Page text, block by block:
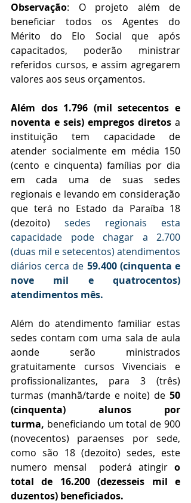
Observação: O projeto além de
beneficiar todos os Agentes do
Mérito do Elo Social que após
capacitados, poderão ministrar
referidos cursos, e assim agregarem
valores aos seus orçamentos.
Além dos 1.796 (mil setecentos e
noventa e seis) empregos diretos a
instituição tem capacidade de
atender socialmente em média 150
(cento e cinquenta) famílias por dia
em cada uma de suas sedes
regionais e levando em consideração
que terá no Estado da Paraíba 18
(dezoito) sedes regionais esta
capacidade pode chagar a 2.700
(duas mil e setecentos) atendimentos
diários cerca de 59.400 (cinquenta e
nove mil e quatrocentos)
atendimentos mês.
Além do atendimento familiar estas
sedes contam com uma sala de aula
aonde serão ministrados
gratuitamente cursos Vivenciais e
profissionalizantes, para 3 (três)
turmas (manhã/tarde e noite) de 50
(cinquenta) alunos por
turma, beneficiando um total de 900
(novecentos) paraenses por sede,
como são 18 (dezoito) sedes, este
numero mensal  poderá atingir o
total de 16.200 (dezesseis mil e
duzentos) beneficiados.